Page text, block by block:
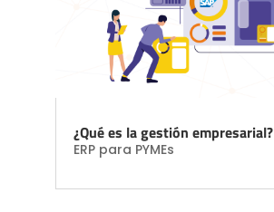
¿Qué es la gestión empresarial?
ERP para PYMEs